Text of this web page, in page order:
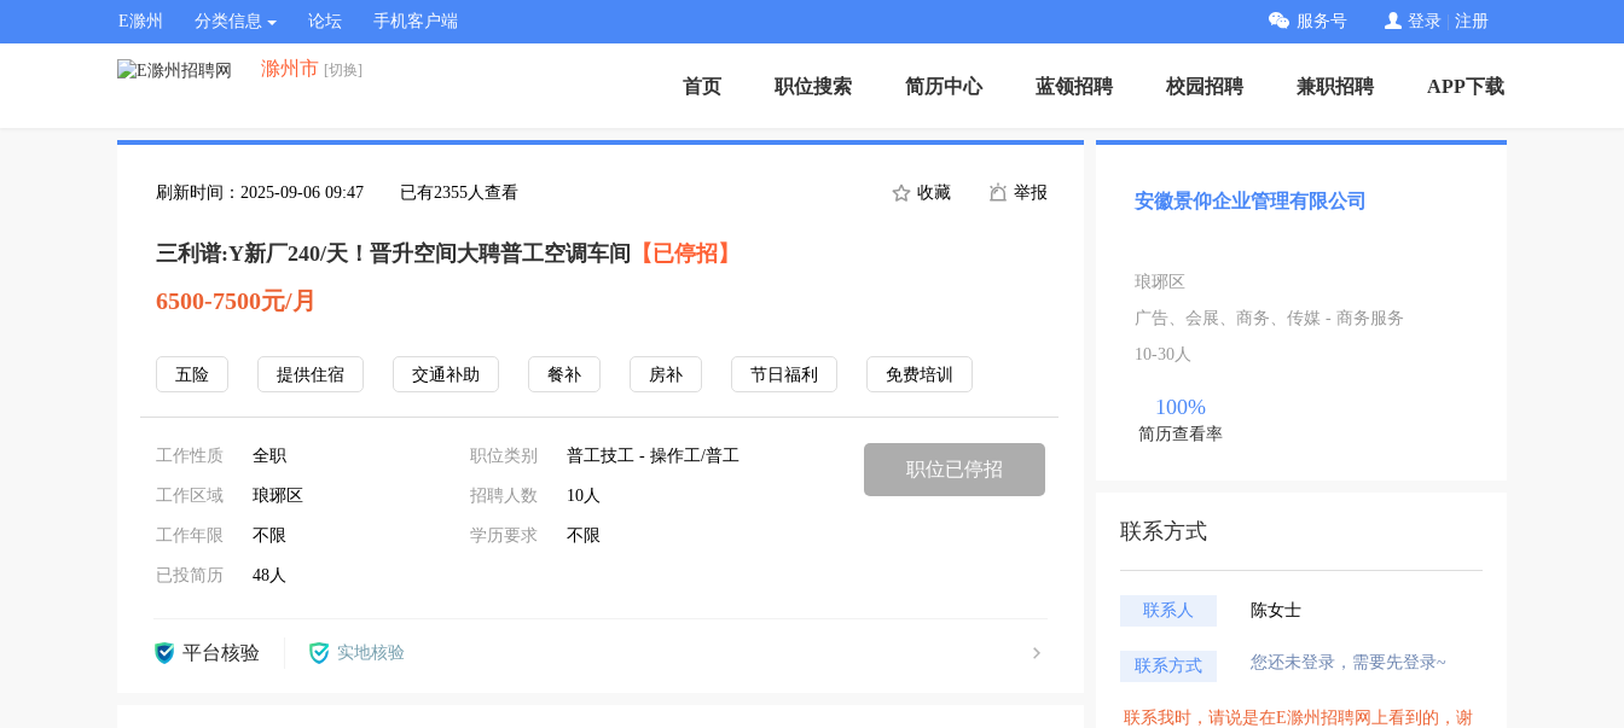
E滁州 分类信息 论坛 手机客户端 服务号 登录 注册
滁州市 [切换]
首页 职位搜索 简历中心 蓝领招聘 校园招聘 兼职招聘 APP下载
刷新时间：2025-09-06 09:47 已有2355人查看 收藏 举报
三利谱:Y新厂240/天！晋升空间大聘普工空调车间 【已停招】
6500-7500元/月
五险 提供住宿 交通补助 餐补 房补 节日福利 免费培训
工作性质 全职
工作区域 琅琊区
工作年限 不限
已投简历 48人
职位类别 普工技工 - 操作工/普工
招聘人数 10人
学历要求 不限
职位已停招
平台核验 实地核验
安徽景仰企业管理有限公司
琅琊区
广告、会展、商务、传媒 - 商务服务
10-30人
100%
简历查看率
联系方式
联系人 陈女士
联系方式 您还未登录，需要先登录~
联系我时，请说是在E滁州招聘网上看到的，谢